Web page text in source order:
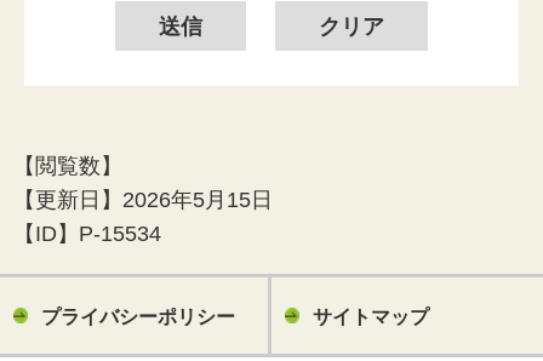
【閲覧数】
【更新日】 2026年5月15日
【ID】 P-15534
プライバシーポリシー サイトマップ